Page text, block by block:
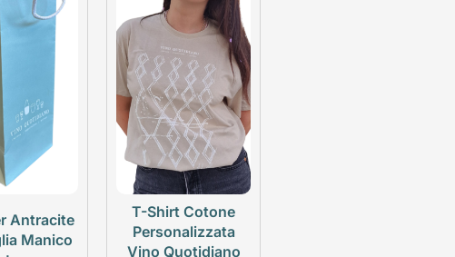
Antracite
Manico
T-Shirt Cotone
Personalizzata
Vino Quotidiano